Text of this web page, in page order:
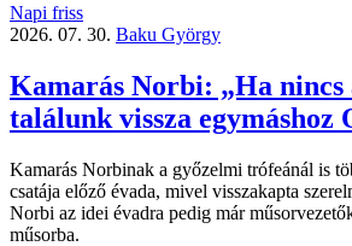
Napi friss
2026. 07. 30. Baku György
Kamarás Norbi: „Ha nincs
találunk vissza egymáshoz
Kamarás Norbinak a győzelmi trófeánál is
csatája előző évada, mivel visszakapta
Norbi az idei évadra pedig már
műsorba.